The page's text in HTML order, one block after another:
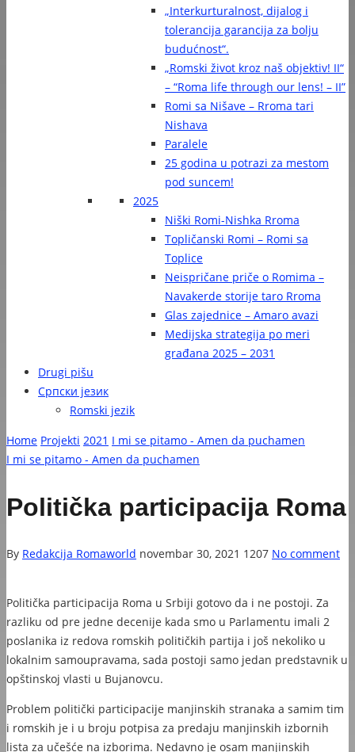
„Interkurturalnost, dijalog i
tolerancija garancija za bolju
budućnost“.
„Romski život kroz naš objektiv! II“
– “Roma life through our lens! – II”
Romi sa Nišave – Rroma tari
Nishava
Paralele
25 godina u potrazi za mestom
pod suncem!
2025
Niški Romi-Nishka Rroma
Topličanski Romi – Romi sa
Toplice
Neispričane priče o Romima –
Navakerde storije taro Rroma
Glas zajednice – Amaro avazi
Medijska strategija po meri
građana 2025 – 2031
Drugi pišu
Српски језик
Romski jezik
Home Projekti 2021 I mi se pitamo - Amen da puchamen
I mi se pitamo - Amen da puchamen
Politička participacija Roma
By Redakcija Romaworld novembar 30, 2021 1207 No comment
Politička participacija Roma u Srbiji gotovo da i ne postoji. Za
razliku od pre jedne decenije kada smo u Parlamentu imali 2
poslanika iz redova romskih političkih partija i još nekoliko u
lokalnim samoupravama, sada postoji samo jedan predstavnik u
opštinskoj vlasti u Bujanovcu.
Problem politički participacije manjinskih stranaka a samim tim
i romskih je i u broju potpisa za predaju manjinskih izbornih
lista za učešće na izborima. Nedavno je osam manjinskih